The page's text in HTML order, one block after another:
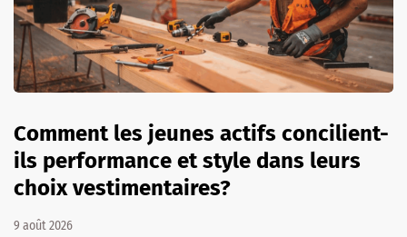
Comment les jeunes actifs concilient-
ils performance et style dans leurs
choix vestimentaires?
9 août 2026